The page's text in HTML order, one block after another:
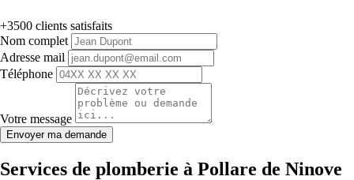
+3500 clients satisfaits
Nom complet
Adresse mail
Téléphone
Votre message
Envoyer ma demande
Services de plomberie à Pollare de Ninove